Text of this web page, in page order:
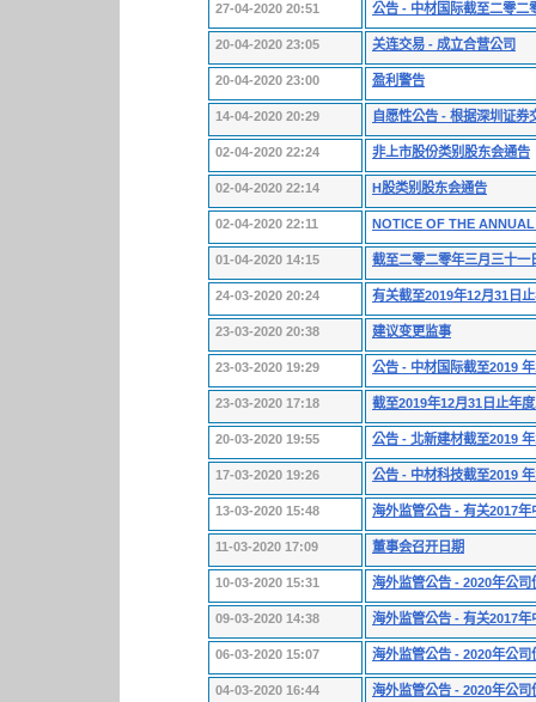
27-04-2020 20:51 公告 - 中材国际截至二零二
20-04-2020 23:05 关连交易 - 成立合营公司
20-04-2020 23:00 盈利警告
14-04-2020 20:29 自愿性公告 - 根据深圳证券
02-04-2020 22:24 非上市股份类别股东会通告
02-04-2020 22:14 H股类别股东会通告
02-04-2020 22:11 NOTICE OF THE
01-04-2020 14:15 截至二零二零年三月三十一
24-03-2020 20:24 有关截至2019年12月31日
23-03-2020 20:38 建议变更监事
23-03-2020 19:29 公告 - 中材国际截至2019
23-03-2020 17:18 截至2019年12月31日止年
20-03-2020 19:55 公告 - 北新建材截至2019
17-03-2020 19:26 公告 - 中材科技截至2019
13-03-2020 15:48 海外监管公告 - 有关2017
11-03-2020 17:09 董事会召开日期
10-03-2020 15:31 海外监管公告 - 2020年公
09-03-2020 14:38 海外监管公告 - 有关2017
06-03-2020 15:07 海外监管公告 - 2020年公
04-03-2020 16:44 海外监管公告 - 2020年公